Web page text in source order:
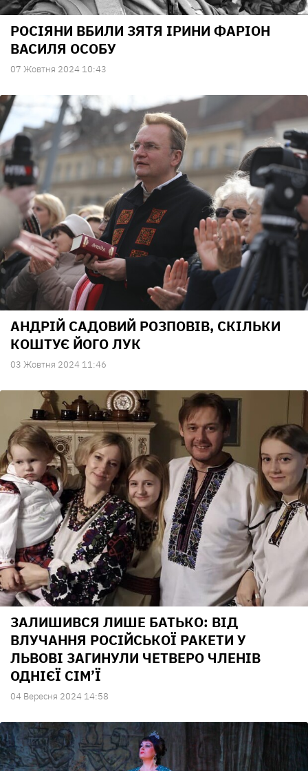
РОСІЯНИ ВБИЛИ ЗЯТЯ ІРИНИ ФАРІОН
ВАСИЛЯ ОСОБУ
07 Жовтня 2024 10:43
АНДРІЙ САДОВИЙ РОЗПОВІВ, СКІЛЬКИ
КОШТУЄ ЙОГО ЛУК
03 Жовтня 2024 11:46
ЗАЛИШИВСЯ ЛИШЕ БАТЬКО: ВІД
ВЛУЧАННЯ РОСІЙСЬКОЇ РАКЕТИ У
ЛЬВОВІ ЗАГИНУЛИ ЧЕТВЕРО ЧЛЕНІВ
ОДНІЄЇ СІМ’Ї
04 Вересня 2024 14:58